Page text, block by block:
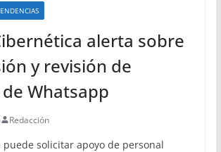
alerta sobre
y revisión de
Whatsapp
Redacción
puede solicitar apoyo de personal